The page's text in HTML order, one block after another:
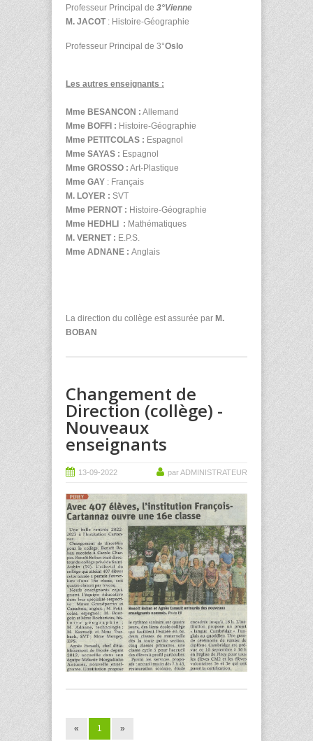
Professeur Principal de 3°Vienne
M. JACOT: Histoire-Géographie
Professeur Principal de 3°Oslo
Les autres enseignants :
Mme BESANCON : Allemand
Mme BOFFI : Histoire-Géographie
Mme PETITCOLAS : Espagnol
Mme SAYAS : Espagnol
Mme GROSSO : Art-Plastique
Mme GAY : Français
M. LOYER : SVT
Mme PERNOT : Histoire-Géographie
Mme HEDHLI : Mathématiques
M. VERNET : E.P.S.
Mme ADNANE : Anglais
La direction du collège est assurée par M.
BOBAN
Changement de
Direction (collège) -
Nouveaux
enseignants
13-09-2022 par ADMINISTRATEUR
« 1 »